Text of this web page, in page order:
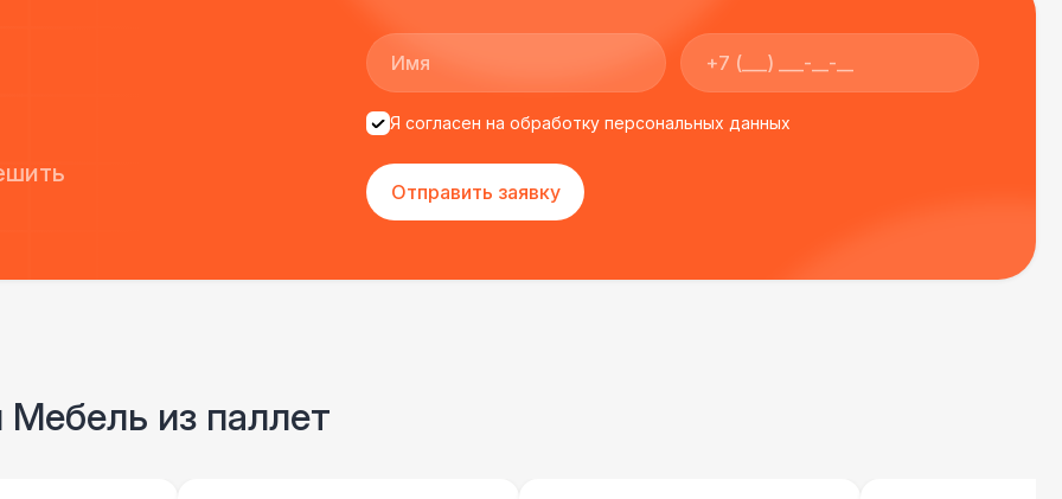
Я согласен на обработку персональных данных
Отправить заявку
Мебель из паллет